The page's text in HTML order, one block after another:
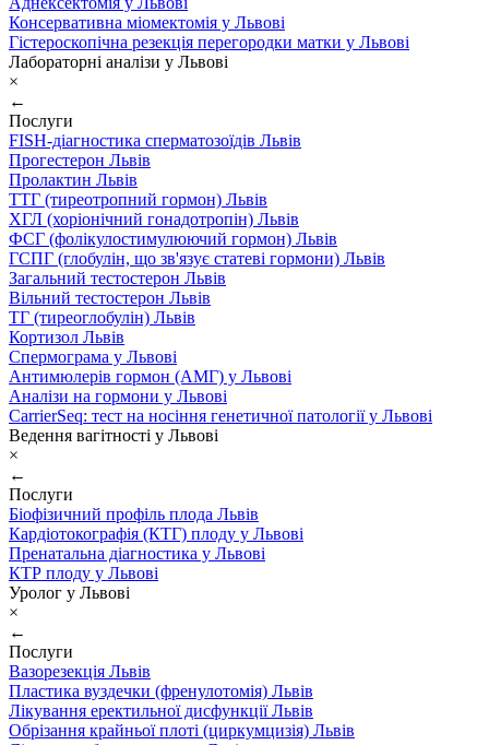
Консервативна міомектомія у Львові
Гістероскопічна резекція перегородки матки у Львові
Лабораторні аналізи у Львові
×
←
Послуги
FISH-діагностика сперматозоїдів Львів
Прогестерон Львів
Пролактин Львів
ТТГ (тиреотропний гормон) Львів
ХГЛ (хоріонічний гонадотропін) Львів
ФСГ (фолікулостимулюючий гормон) Львів
ГСПГ (глобулін, що зв'язує статеві гормони) Львів
Загальний тестостерон Львів
Вільний тестостерон Львів
ТГ (тиреоглобулін) Львів
Кортизол Львів
Спермограма у Львові
Антимюлерів гормон (АМГ) у Львові
Аналізи на гормони у Львові
CarrierSeq: тест на носіння генетичної патології у Львові
Ведення вагітності у Львові
×
←
Послуги
Біофізичний профіль плода Львів
Кардіотокографія (КТГ) плоду у Львові
Пренатальна діагностика у Львові
КТР плоду у Львові
Уролог у Львові
×
←
Послуги
Вазорезекція Львів
Пластика вуздечки (френулотомія) Львів
Лікування еректильної дисфункції Львів
Обрізання крайньої плоті (циркумцизія) Львів